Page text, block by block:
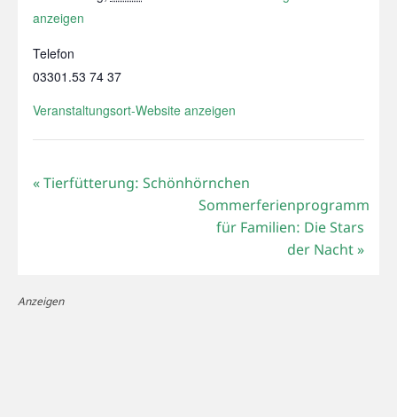
anzeigen
Telefon
03301.53 74 37
Veranstaltungsort-Website anzeigen
«Tierfütterung: Schönhörnchen
Sommerferienprogramm
für Familien: Die Stars
der Nacht»
Anzeigen